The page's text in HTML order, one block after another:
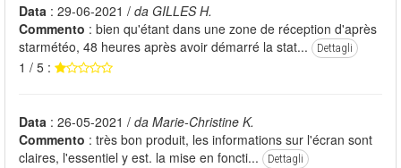
Data : 29-06-2021 / da GILLES H.
Commento : bien qu'étant dans une zone de réception d'après
starmétéo, 48 heures après avoir démarré la stat...
Dettagli
1 / 5 :
Data : 26-05-2021 / da Marie-Christine K.
Commento : très bon produit, les informations sur l'écran sont
claires, l'essentiel y est. la mise en foncti...
Dettagli